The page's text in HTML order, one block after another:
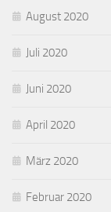
August 2020
Juli 2020
Juni 2020
April 2020
März 2020
Februar 2020